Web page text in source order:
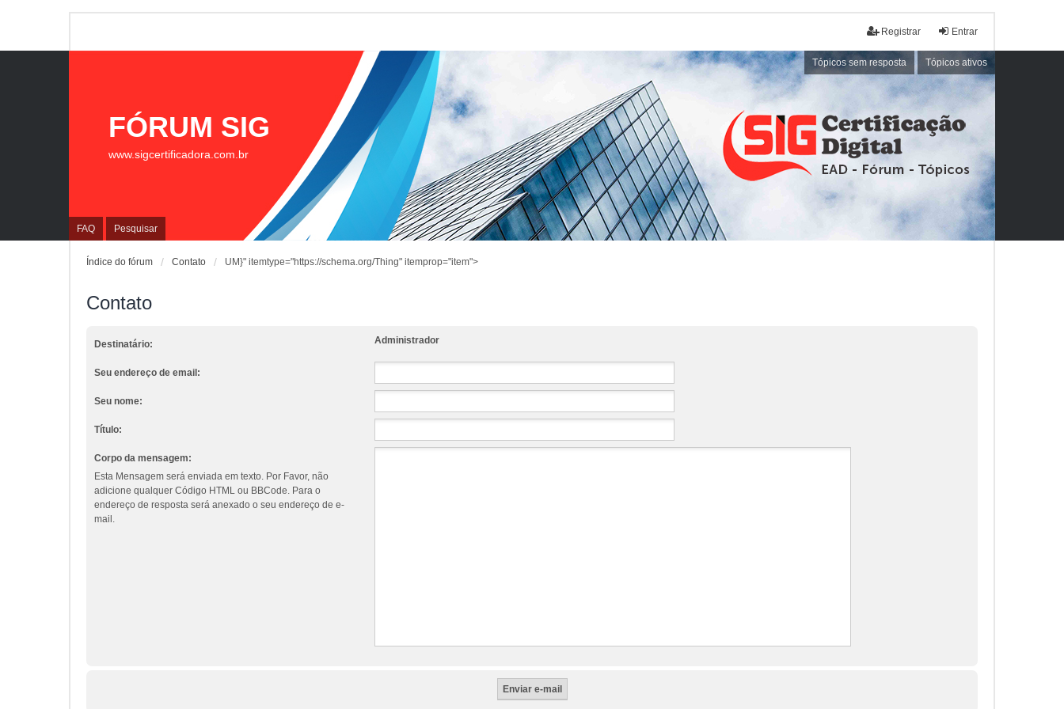
Entrar
Registrar
Tópicos sem resposta Tópicos ativos
FAQ Pesquisar
FÓRUM SIG
www.sigcertificadora.com.br
Índice do fórum Contato UM}" itemtype="https://schema.org/Thing" itemprop="item">
Contato
Destinatário: Administrador
Seu endereço de email:
Seu nome:
Título:
Corpo da mensagem:
Esta Mensagem será enviada em texto. Por Favor, não
adicione qualquer Código HTML ou BBCode. Para o
endereço de resposta será anexado o seu endereço de e-
mail.